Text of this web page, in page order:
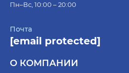
Пн–Вс, 10:00 – 20:00
Почта
[email protected]
О КОМПАНИИ